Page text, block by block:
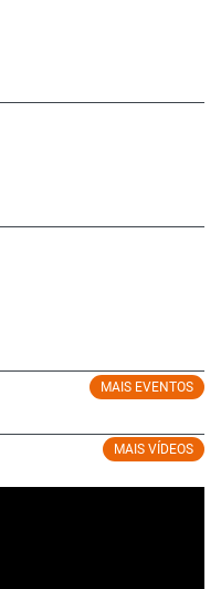
MAIS EVENTOS
MAIS VÍDEOS